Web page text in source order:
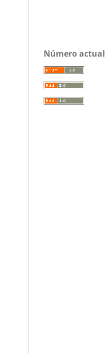
Número actual